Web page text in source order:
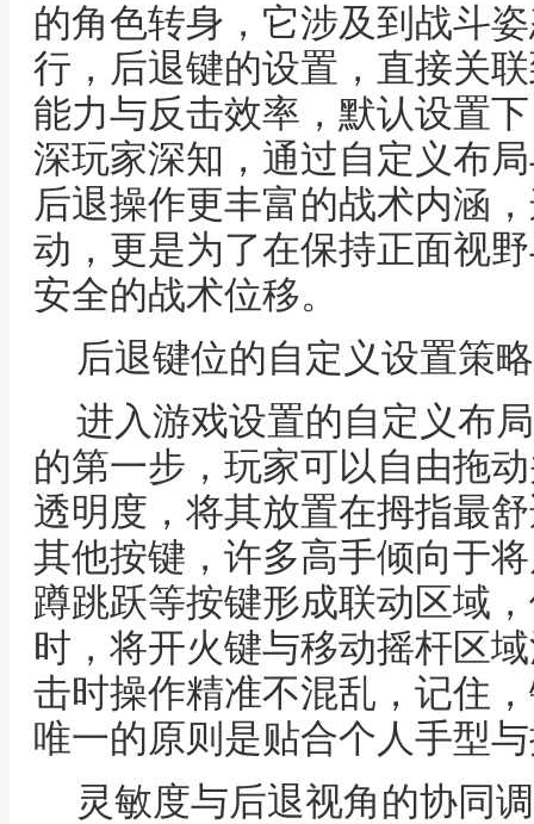
的角色转身，它涉及到战斗
行，后退键的设置，直接关
能力与反击效率，默认设置
深玩家深知，通过自定义布
后退操作更丰富的战术内涵
动，更是为了在保持正面视
安全的战术位移。
后退键位的自定义设置策略
进入游戏设置的自定义布
的第一步，玩家可以自由拖
透明度，将其放置在拇指最
其他按键，许多高手倾向于
蹲跳跃等按键形成联动区域
时，将开火键与移动摇杆区
击时操作精准不混乱，记住
唯一的原则是贴合个人手型
灵敏度与后退视角的协同